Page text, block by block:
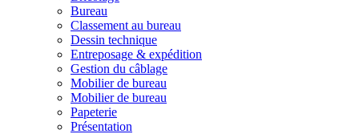
Bureau
Classement au bureau
Dessin technique
Entreposage & expédition
Gestion du câblage
Mobilier de bureau
Mobilier de bureau
Papeterie
Présentation